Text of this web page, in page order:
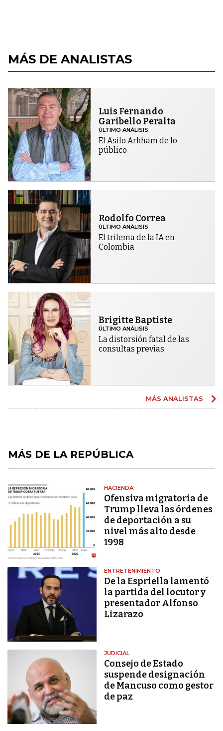
MÁS DE ANALISTAS
Luis Fernando
Garibello Peralta
ÚLTIMO ANÁLISIS
El Asilo Arkham de lo
público
Rodolfo Correa
ÚLTIMO ANÁLISIS
El trilema de la IA en
Colombia
Brigitte Baptiste
ÚLTIMO ANÁLISIS
La distorsión fatal de las
consultas previas
MÁS ANALISTAS
MÁS DE LA REPÚBLICA
HACIENDA
Ofensiva migratoria de
Trump lleva las órdenes
de deportación a su
nivel más alto desde
1998
ENTRETENIMIENTO
De la Espriella lamentó
la partida del locutor y
presentador Alfonso
Lizarazo
JUDICIAL
Consejo de Estado
suspende designación
de Mancuso como gestor
de paz